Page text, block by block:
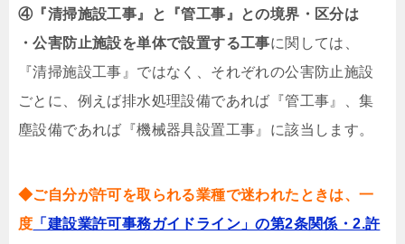
④『清掃施設工事』と『管工事』との境界・区分は
・公害防止施設を単体で設置する工事に関しては、
『清掃施設工事』ではなく、それぞれの公害防止施設
ごとに、例えば排水処理設備であれば『管工事』、集
塵設備であれば『機械器具設置工事』に該当します。
◆ご自分が許可を取られる業種で迷われたときは、一
度 「建設業許可事務ガイドライン」の第2条関係・2.許